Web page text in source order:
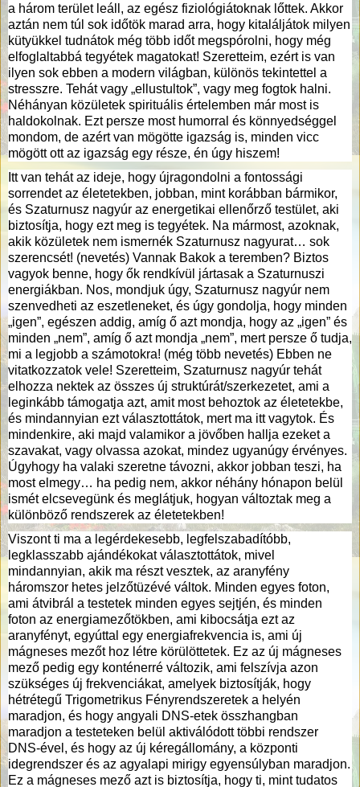
a három terület leáll, az egész fiziológiátoknak lőttek. Akkor
aztán nem túl sok időtök marad arra, hogy kitaláljátok milyen
kütyükkel tudnátok még több időt megspórolni, hogy még
elfoglaltabbá tegyétek magatokat! Szeretteim, ezért is van
ilyen sok ebben a modern világban, különös tekintettel a
stresszre. Tehát vagy „ellustultok”, vagy meg fogtok halni.
Néhányan közületek spirituális értelemben már most is
haldokolnak. Ezt persze most humorral és könnyedséggel
mondom, de azért van mögötte igazság is, minden vicc
mögött ott az igazság egy része, én úgy hiszem!
Itt van tehát az ideje, hogy újragondolni a fontossági
sorrendet az életetekben, jobban, mint korábban bármikor,
és Szaturnusz nagyúr az energetikai ellenőrző testület, aki
biztosítja, hogy ezt meg is tegyétek. Na mármost, azoknak,
akik közületek nem ismernék Szaturnusz nagyurat… sok
szerencsét! (nevetés) Vannak Bakok a teremben? Biztos
vagyok benne, hogy ők rendkívül jártasak a Szaturnuszi
energiákban. Nos, mondjuk úgy, Szaturnusz nagyúr nem
szenvedheti az eszetleneket, és úgy gondolja, hogy minden
„igen”, egészen addig, amíg ő azt mondja, hogy az „igen” és
minden „nem”, amíg ő azt mondja „nem”, mert persze ő tudja,
mi a legjobb a számotokra! (még több nevetés) Ebben ne
vitatkozzatok vele! Szeretteim, Szaturnusz nagyúr tehát
elhozza nektek az összes új struktúrát/szerkezetet, ami a
leginkább támogatja azt, amit most behoztok az életetekbe,
és mindannyian ezt választottátok, mert ma itt vagytok. És
mindenkire, aki majd valamikor a jövőben hallja ezeket a
szavakat, vagy olvassa azokat, mindez ugyanúgy érvényes.
Úgyhogy ha valaki szeretne távozni, akkor jobban teszi, ha
most elmegy… ha pedig nem, akkor néhány hónapon belül
ismét elcsevegünk és meglátjuk, hogyan változtak meg a
különböző rendszerek az életetekben!
Viszont ti ma a legérdekesebb, legfelszabadítóbb,
legklasszabb ajándékokat választottátok, mivel
mindannyian, akik ma részt vesztek, az aranyfény
háromszor hetes jelzőtüzévé váltok. Minden egyes foton,
ami átvibrál a testetek minden egyes sejtjén, és minden
foton az energiamezőtökben, ami kibocsátja ezt az
aranyfényt, egyúttal egy energiafrekvencia is, ami új
mágneses mezőt hoz létre körülöttetek. Ez az új mágneses
mező pedig egy konténerré változik, ami felszívja azon
szükséges új frekvenciákat, amelyek biztosítják, hogy
hétrétegű Trigometrikus Fényrendszeretek a helyén
maradjon, és hogy angyali DNS-etek összhangban
maradjon a testeteken belül aktiválódott többi rendszer
DNS-ével, és hogy az új kéregállomány, a központi
idegrendszer és az agyalapi mirigy egyensúlyban maradjon.
Ez a mágneses mező azt is biztosítja, hogy ti, mint tudatos